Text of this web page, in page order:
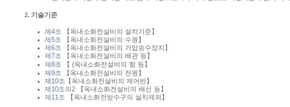
2. 기술기준
제4조 【옥내소화전설비의 설치기준】
제5조 【옥내소화전설비의 수원】
제6조 【옥내소화전설비의 가압송수장치】
제7조 【옥내소화전설비의 배관 등】
제8조 【 (옥내소화전설비의 함 등】
제9조 【옥내소화전설비의 전원】
제10조 【옥내소화전설비의 제어반】
제10조의2 【옥내소화전설비의 배선 등】
제11조
【옥내소화전방수구의 설치제외】